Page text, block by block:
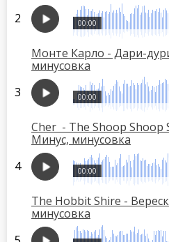
00:00
Монте Карло - Дари-
минусовка
00:00
Cher - The Shoop Shoop
Минус, минусовка
00:00
The Hobbit Shire -
минусовка